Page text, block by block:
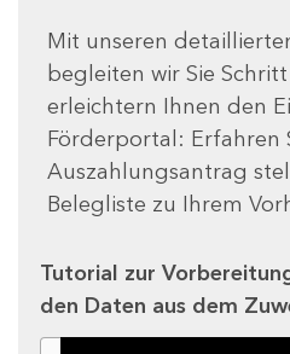
Mit unseren
begleiten wir Sie
erleichtern Ihnen den
Förderportal: Erfahren
Auszahlungsantrag
Belegliste zu Ihrem
Tutorial zur
den Daten aus dem